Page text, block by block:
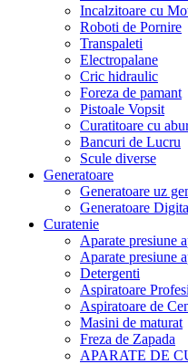
Incalzitoare cu
Roboti de Pornire
Transpaleti
Electropalane
Cric hidraulic
Foreza de pamant
Pistoale Vopsit
Curatitoare cu
Bancuri de Lucru
Scule diverse
Generatoare
Generatoare uz
Generatoare
Curatenie
Aparate presiune
Aparate presiune
Detergenti
Aspiratoare
Aspiratoare de
Masini de maturat
Freza de Zapada
APARATE DE